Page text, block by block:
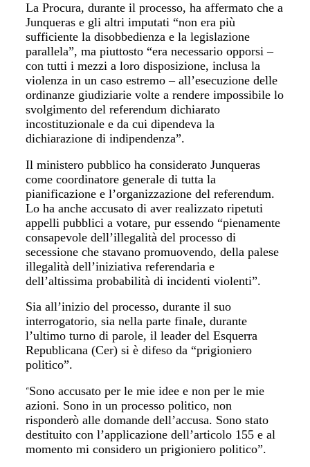
La Procura, durante il processo, ha affermato che a
Junqueras e gli altri imputati “non era più
sufficiente la disobbedienza e la legislazione
parallela”, ma piuttosto “era necessario opporsi –
con tutti i mezzi a loro disposizione, inclusa la
violenza in un caso estremo – all’esecuzione delle
ordinanze giudiziarie volte a rendere impossibile lo
svolgimento del referendum dichiarato
incostituzionale e da cui dipendeva la
dichiarazione di indipendenza”.
Il ministero pubblico ha considerato Junqueras
come coordinatore generale di tutta la
pianificazione e l’organizzazione del referendum.
Lo ha anche accusato di aver realizzato ripetuti
appelli pubblici a votare, pur essendo “pienamente
consapevole dell’illegalità del processo di
secessione che stavano promuovendo, della palese
illegalità dell’iniziativa referendaria e
dell’altissima probabilità di incidenti violenti”.
Sia all’inizio del processo, durante il suo
interrogatorio, sia nella parte finale, durante
l’ultimo turno di parole, il leader del Esquerra
Republicana (Cer) si è difeso da “prigioniero
politico”.
“Sono accusatoper le mie idee e non per le mie
azioni. Sono in un processo politico, non
risponderò alle domande dell’accusa. Sono stato
destituito con l’applicazione dell’articolo 155 e al
momento mi considero un prigioniero politico”.